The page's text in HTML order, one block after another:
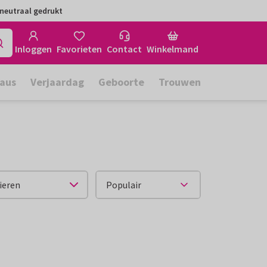
gedrukt
Inloggen Favorieten Contact Winkelmand
Verjaardag Geboorte Trouwen